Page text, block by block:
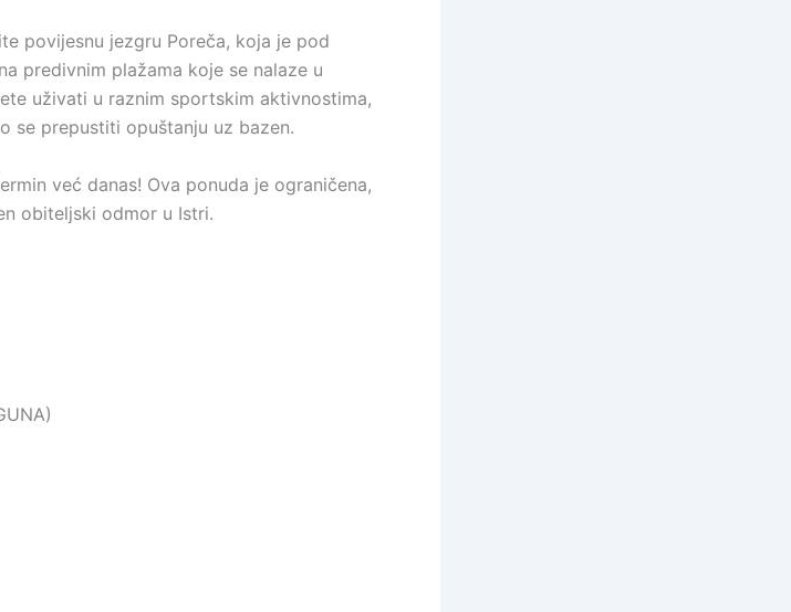
povijesnu jezgru Poreča, koja je pod
predivnim plažama koje se nalaze u
uživati u raznim sportskim aktivnostima,
se prepustiti opuštanju uz bazen.
već danas! Ova ponuda je ograničena,
obiteljski odmor u Istri.